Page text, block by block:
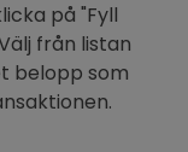
på "Fyll
från listan
belopp som